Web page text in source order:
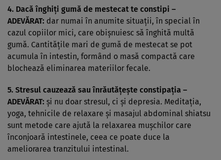
4. Dacă înghiţi gumă de mestecat te constipi –
ADEVĂRAT: dar numai în anumite situaţii, în special în
cazul copiilor mici, care obişnuiesc să înghită multă
gumă. Cantităţile mari de gumă de mestecat se pot
acumula în intestin, formând o masă compactă care
blochează eliminarea materiilor fecale.
5. Stresul cauzează sau înrăutăţeşte constipaţia –
ADEVĂRAT: şi nu doar stresul, ci şi depresia. Meditaţia,
yoga, tehnicile de relaxare şi masajul abdominal shiatsu
sunt metode care ajută la relaxarea muşchilor care
înconjoară intestinele, ceea ce poate duce la
ameliorarea tranzitului intestinal.